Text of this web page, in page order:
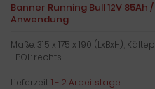
Banner Running Bull 12V 85Ah
Anwendung
Maße: 315 x 175 x 190 (LxBxH),
+POL: rechts
Lieferzeit:1 - 2 Arbeitstage